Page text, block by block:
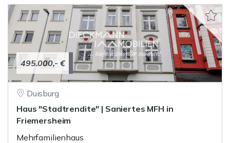
495.000,- €
Duisburg
Haus "Stadtrendite" | Saniertes MFH in
Friemersheim
Mehrfamilienhaus